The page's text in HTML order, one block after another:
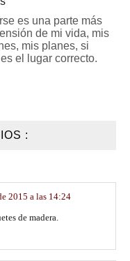
es una parte más
de mi vida, mis
mis planes, si
el lugar correcto.
:
2015 a las 14:24
de madera.